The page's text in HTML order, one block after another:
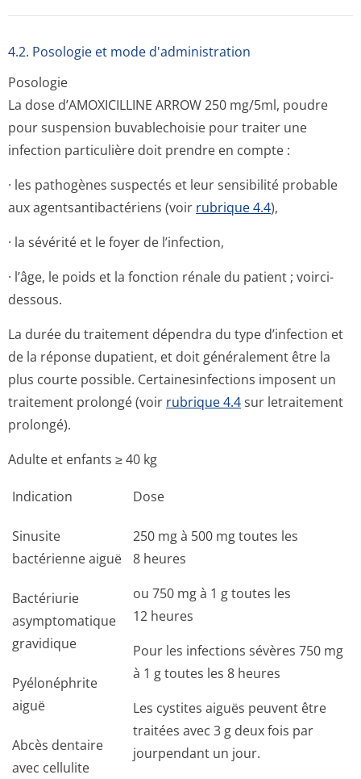
4.2. Posologie et mode d'administration
Posologie
La dose d’AMOXICILLINE ARROW 250 mg/5ml, poudre
pour suspension buvablechoisie pour traiter une
infection particulière doit prendre en compte :
· les pathogènes suspectés et leur sensibilité probable
aux agentsantibac­tériens (voir rubrique 4.4),
· la sévérité et le foyer de l’infection,
· l’âge, le poids et la fonction rénale du patient ; voirci-
dessous.
La durée du traitement dépendra du type d’infection et
de la réponse dupatient, et doit généralement être la
plus courte possible. Certainesinfections imposent un
traitement prolongé (voir rubrique 4.4sur letraitement
prolongé).
Adulte et enfants ≥ 40 kg
Indication Dose
Sinusite
bactérienne aiguë
250 mg à 500 mg toutes les
8 heures
ou 750 mg à 1 g toutes les
12 heures
Pour les infections sévères 750 mg
à 1 g toutes les 8 heures
Les cystites aiguës peuvent être
traitées avec 3 g deux fois par
jourpendant un jour.
Bactériurie
asymptomatique
gravidique
Pyélonéphrite
aiguë
Abcès dentaire
avec cellulite